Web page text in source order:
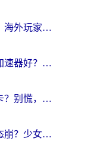
在欧洲打魔兽世界如何不卡？海外玩家的国服游戏加速终极攻略
国外玩国服英雄联盟用什么加速器好？海外党亲测有效的国服游戏加速指南
在非洲玩魔兽世界怀旧服总卡？别慌，这份指南帮你丝滑开荒
海外党必看：玩国服卡到心态崩？少女前线云图计划加速器免费推荐+碧蓝航线足球世界流畅攻略